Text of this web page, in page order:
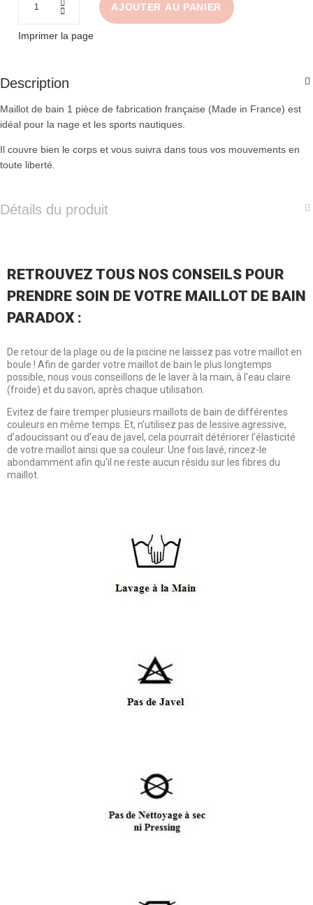
AJOUTER AU PANIER
Imprimer la page
Description
Maillot de bain 1 pièce de fabrication française (Made in France) est
idéal pour la nage et les sports nautiques.
Il couvre bien le corps et vous suivra dans tous vos mouvements en
toute liberté.
Détails du produit
RETROUVEZ TOUS NOS CONSEILS POUR
PRENDRE SOIN DE VOTRE MAILLOT DE BAIN
PARADOX :
De retour de la plage ou de la piscine ne laissez pas votre maillot en
boule ! Afin de garder votre maillot de bain le plus longtemps
possible, nous vous conseillons de le laver à la main, à l'eau claire
(froide) et du savon, après chaque utilisation.
Evitez de faire tremper plusieurs maillots de bain de différentes
couleurs en même temps. Et, n’utilisez pas de lessive agressive,
d’adoucissant ou d’eau de javel, cela pourrait détériorer l’élasticité
de votre maillot ainsi que sa couleur. Une fois lavé, rincez-le
abondamment afin qu'il ne reste aucun résidu sur les fibres du
maillot.